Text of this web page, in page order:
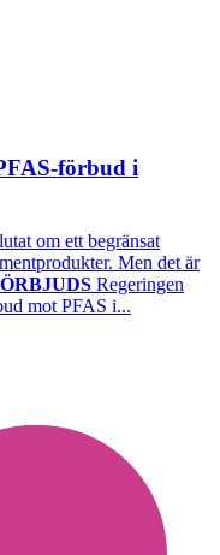
förbud i
om ett begränsat
Men det är
Regeringen
mot PFAS i...